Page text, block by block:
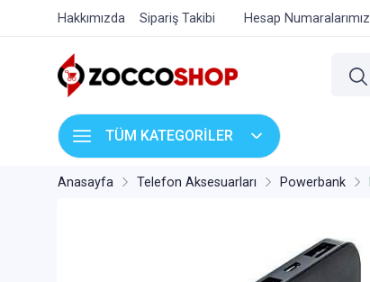
Hakkımızda Sipariş Takibi Hesap Numaralarımız
TÜM KATEGORİLER
Anasayfa Telefon Aksesuarları Powerbank